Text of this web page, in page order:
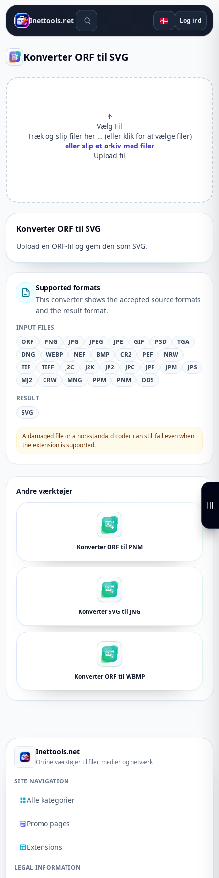
Inettools.net Søgeværktøjer 🇩🇰 Log ind
Konverter ORF til SVG
↑
Vælg Fil
Træk og slip filer her … (eller klik for at vælge filer)
eller slip et arkiv med filer
Upload fil
Konverter ORF til SVG
Upload en ORF-fil og gem den som SVG.
Supported formats
This converter shows the accepted source formats
and the result format.
INPUT FILES
ORF
PNG JPG JPEG JPE GIF PSD
TGA
DNG
WEBP NEF BMP CR2 PEF
NRW
TIF
TIFF J2C J2K JP2 JPC JPF JPM
JPS
MJ2
CRW MNG PPM PNM DDS
RESULT
SVG
A damaged file or a non-standard codec can still fail even when
the extension is supported.
Andre værktøjer
Konverter ORF til PNM
Konverter SVG til JNG
Konverter ORF til WBMP
Inettools.net
Online værktøjer til filer, medier og netværk
SITE NAVIGATION
Alle kategorier
Promo pages
Extensions
LEGAL INFORMATION